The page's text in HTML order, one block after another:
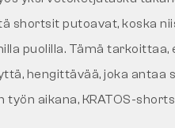
shortsit putoavat, koska
puolilla. Tämä
hengittävää, joka antaa
työn aikana, KRATOS-